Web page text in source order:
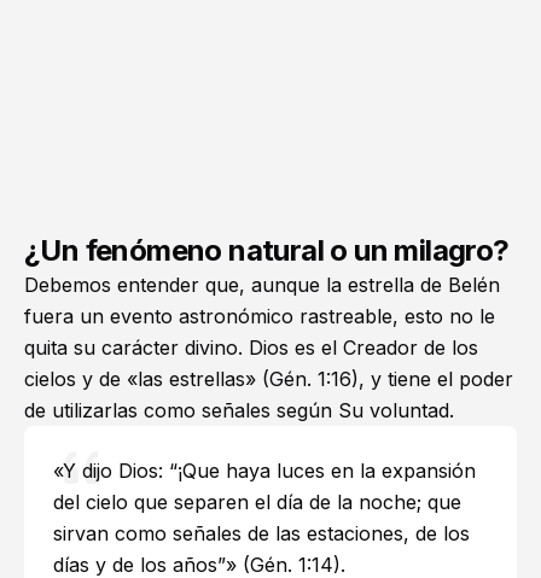
¿Un fenómeno natural o un milagro?
Debemos entender que, aunque la estrella de Belén
fuera un evento astronómico rastreable, esto no le
quita su carácter divino. Dios es el Creador de los
cielos y de «las estrellas» (Gén. 1:16), y tiene el poder
de utilizarlas como señales según Su voluntad.
«Y dijo Dios: “¡Que haya luces en la expansión
del cielo que separen el día de la noche; que
sirvan como señales de las estaciones, de los
días y de los años”» (Gén. 1:14).